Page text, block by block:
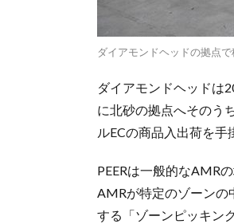
ダイアモンドヘッドの拠点で
ダイアモンドヘッドは
に北砂の拠点へそのう
ルECの商品入出荷を手
PEERは一般的なAMR
AMRが特定のゾーンの
する「ゾーンピッキン